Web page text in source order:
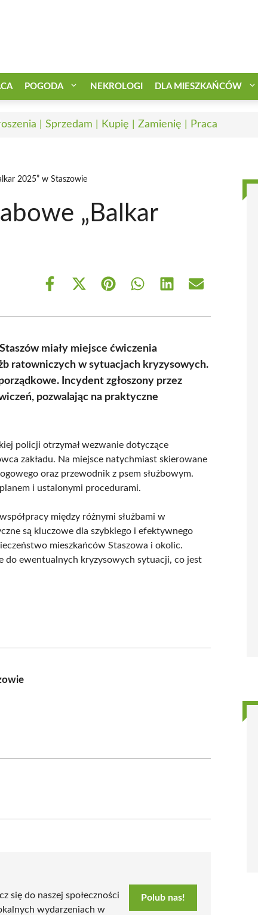
POGODA NEKROLOGI DLA MIESZKAŃCÓW
| Sprzedam | Kupię | Zamienię | Praca
2025” w Staszowie
„Balkar
Share
Share
(Twitter)
Share Share Share Share
miały miejsce ćwiczenia
ratowniczych w sytuacjach kryzysowych.
Incydent zgłoszony przez
pozwalając na praktyczne
policji otrzymał wezwanie dotyczące
zakładu. Na miejsce natychmiast skierowane
oraz przewodnik z psem służbowym.
planem i ustalonymi procedurami.
między różnymi służbami w
są kluczowe dla szybkiego i efektywnego
mieszkańców Staszowa i okolic.
do ewentualnych kryzysowych sytuacji, co jest
się do naszej społeczności
wydarzeniach w
Polub nas!